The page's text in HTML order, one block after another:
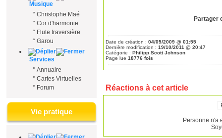
Musique
° Christophe Maé
° Cor d'harmonie
° Flute traversière
° Garou
Services
° Annuaire
° Cartes Virtuelles
° Forum
Vie pratique
Partager
Date de création : 04/05/2009 @ 01:55
Dernière modification : 19/10/2011 @ 20:47
Catégorie : Philipp Scott Johnson
Page lue 18776 fois
Réactions à cet article
Personne n'a